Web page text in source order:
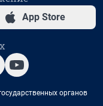
App Store
органов